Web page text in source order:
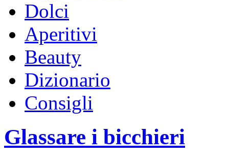
Dolci
Aperitivi
Beauty
Dizionario
Consigli
Glassare i bicchieri